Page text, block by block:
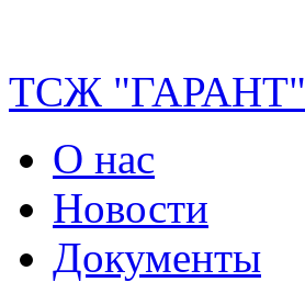
ТСЖ "ГАРАНТ"
О нас
Новости
Документы